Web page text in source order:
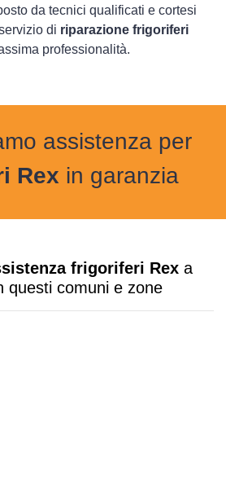
da tecnici qualificati e cortesi
di riparazione frigoriferi
professionalità.
assistenza per
Rex in garanzia
frigoriferi Rexa
questi comuni e zone